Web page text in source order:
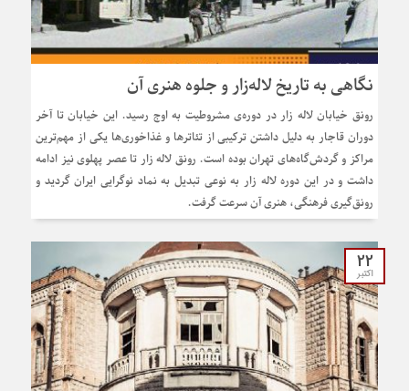
نگاهی به تاریخ لاله‌زار و جلوه هنری آن
رونق خیابان لاله زار در دوره‌ی مشروطیت به اوج رسید. این خیابان تا آخر
دوران قاجار به دلیل داشتن ترکیبی از تئاترها و غذاخوری‌ها یکی از مهم‌ترین
مراکز و گردش‌گاه‌های تهران بوده است. رونق لاله زار تا عصر پهلوی نیز ادامه
داشت و در این دوره لاله زار به نوعی تبدیل به نماد نوگرایی ایران گردید و
رونق‌گیری فرهنگی، هنری آن سرعت گرفت.
22
اکتبر